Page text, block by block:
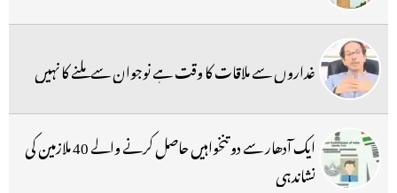
غداروں سے ملاقات کا وقت ہے نوجوان سے ملنے کا نہیں
ایک آدھار سے دو تنخواہیں حاصل کرنے والے 40 ملازمین کی
نشاندہی